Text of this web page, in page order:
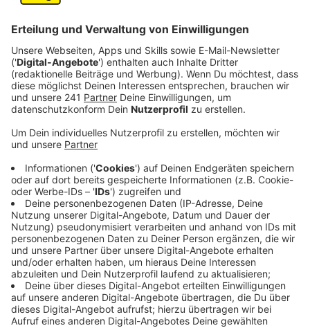
Seit dem Release seines dritten Albums "Ride", das
Anfang Juni direkt auf Platz zwei der Offiziellen
Deutschen Album Charts eingestiegen ist, hat Nico
Santos mit der "Summer Ride"-Festival Tour in
Deutschland, Österreich und der Schweiz viele
Auftritte gehabt. Einer der Fan-Favoriten bei den
umjubelten Live-Shows ist der Song "Changes", den er
aufgenommen hat.
"Changes" entstand wie alle 14 Songs auf dem Album
bei einer der Sessions mit befreundeten Musikern und
Sängern. Aktuell feiern ClockClock und Nico Santos
den Erfolg dieser Single. "Das Leben ist oft ein
Kommen und Gehen von vielen Menschen - aber es
gibt auch ein paar, die bleiben. Richtig gute Freunde,
mit denen man durch Dick und Dünn geht,
Beziehungen, die Höhen und Tiefen durchstehen,